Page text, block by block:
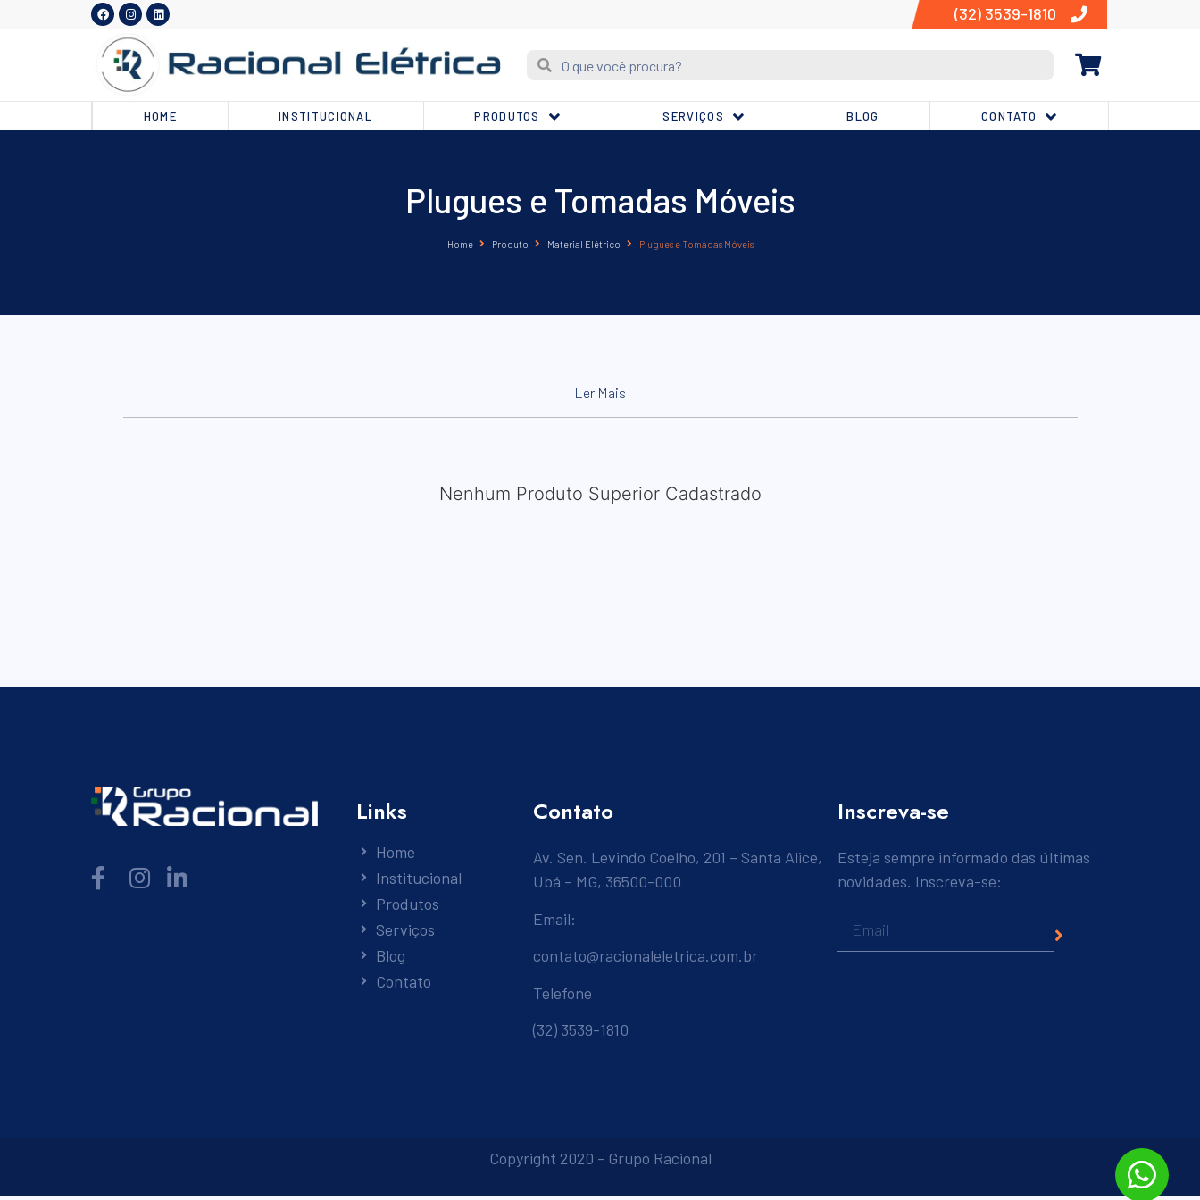
(32) 3539-1810
HOME INSTITUCIONAL PRODUTOS SERVIÇOS BLOG CONTATO
Plugues e Tomadas Móveis
Home Produto Material Elétrico Plugues e Tomadas Móveis
Ler Mais
Nenhum Produto Superior Cadastrado
Links
Home
Institucional
Produtos
Serviços
Blog
Contato
Contato
Av. Sen. Levindo Coelho, 201 – Santa Alice,
Ubá – MG, 36500-000
Email:
contato@racionaleletrica.com.br
Telefone
(32) 3539-1810
Inscreva-se
Esteja sempre informado das últimas
novidades. Inscreva-se:
Copyright 2020 - Grupo Racional